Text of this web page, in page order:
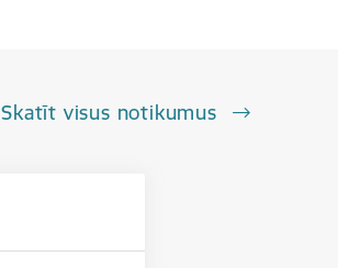
Skatīt visus notikumus